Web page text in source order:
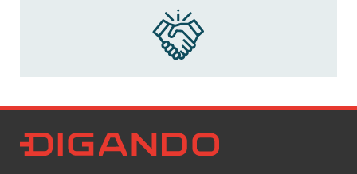
Ich bestätige, dass ich die
Datenschutzrichtlinien